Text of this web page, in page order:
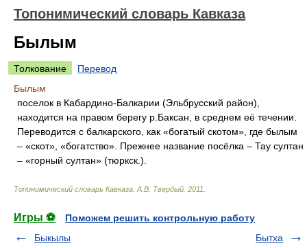
Топонимический словарь Кавказа
Былым
Толкование
Перевод
Былым
поселок в Кабардино-Балкарии (Эльбрусский район),
находится на правом берегу р.Баксан, в среднем её течении.
Переводится с балкарского, как «богатый скотом», где былым
– «скот», «богатство». Прежнее название посёлка – Тау султан
– «горный султан» (тюркск.).
Топонимический словарь Кавказа А.В. Твердый 2011
Игры ⚽
Поможем решить контрольную работу
Быкылы
Бытха